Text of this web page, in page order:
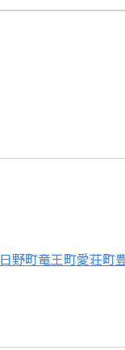
日野町竜王町愛荘町